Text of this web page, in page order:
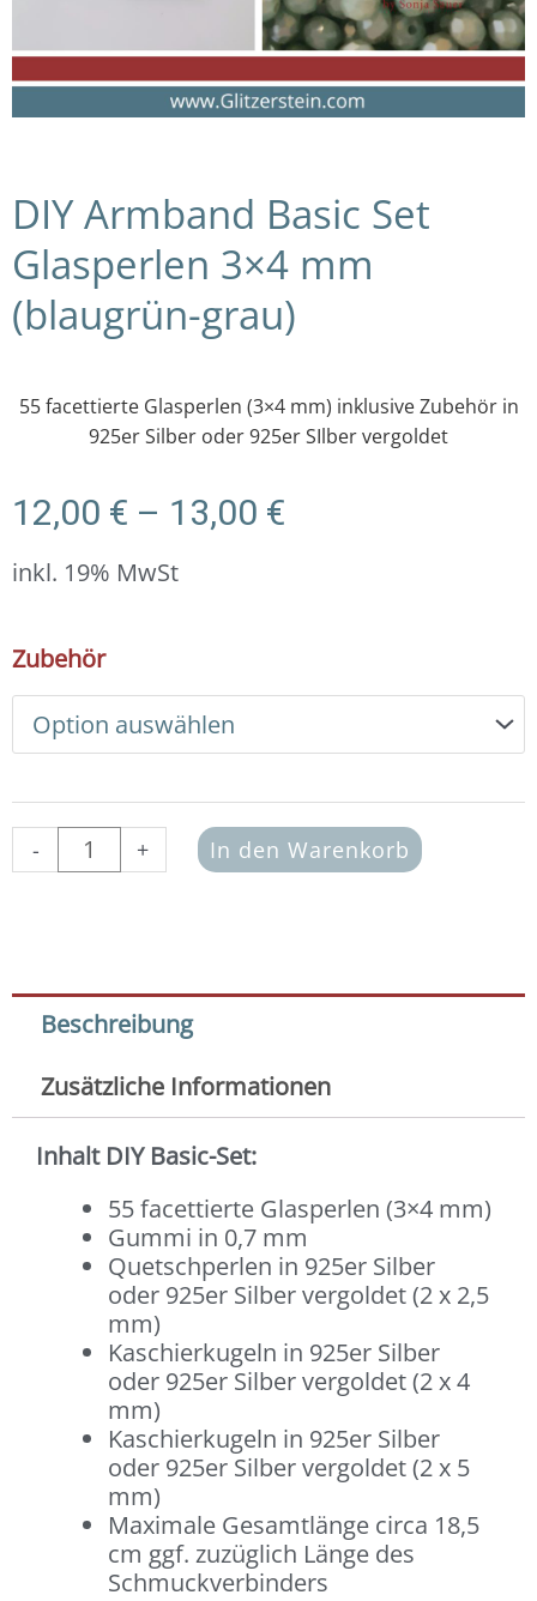
DIY Armband Basic Set
Glasperlen 3×4 mm
(blaugrün-grau)
55 facettierte Glasperlen (3×4 mm) inklusive Zubehör in
925er Silber oder 925er SIlber vergoldet
12,00 € – 13,00 €
inkl. 19% MwSt
Zubehör
-
DIY
Armband
Basic
Set
Glasperlen
mm
(blaugrün-
grau)
+ In den Warenkorb
Beschreibung
Zusätzliche Informationen
Inhalt DIY Basic-Set:
55 facettierte Glasperlen (3×4 mm)
Gummi in 0,7 mm
Quetschperlen in 925er Silber
oder 925er Silber vergoldet (2 x 2,5
mm)
Kaschierkugeln in 925er Silber
oder 925er Silber vergoldet (2 x 4
mm)
Kaschierkugeln in 925er Silber
oder 925er Silber vergoldet (2 x 5
mm)
Maximale Gesamtlänge circa 18,5
cm ggf. zuzüglich Länge des
Schmuckverbinders